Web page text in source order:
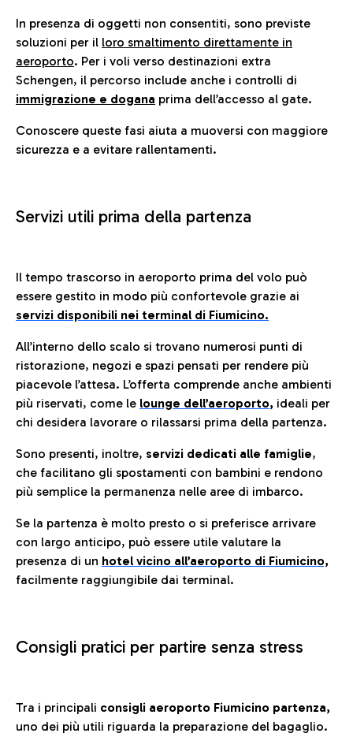
In presenza di oggetti non consentiti, sono previste
soluzioni per il loro smaltimento direttamente in
aeroporto. Per i voli verso destinazioni extra
Schengen, il percorso include anche i controlli di
immigrazione e dogana prima dell’accesso al gate.
Conoscere queste fasi aiuta a muoversi con maggiore
sicurezza e a evitare rallentamenti.
Servizi utili prima della partenza
Il tempo trascorso in aeroporto prima del volo può
essere gestito in modo più confortevole grazie ai
servizi disponibili nei terminal di Fiumicino.
All’interno dello scalo si trovano numerosi punti di
ristorazione, negozi e spazi pensati per rendere più
piacevole l’attesa. L’offerta comprende anche ambienti
più riservati, come le lounge dell’aeroporto, ideali per
chi desidera lavorare o rilassarsi prima della partenza.
Sono presenti, inoltre, servizi dedicati alle famiglie,
che facilitano gli spostamenti con bambini e rendono
più semplice la permanenza nelle aree di imbarco.
Se la partenza è molto presto o si preferisce arrivare
con largo anticipo, può essere utile valutare la
presenza di un hotel vicino all’aeroporto di Fiumicino,
facilmente raggiungibile dai terminal.
Consigli pratici per partire senza stress
Tra i principali consigli aeroporto Fiumicino partenza,
uno dei più utili riguarda la preparazione del bagaglio.